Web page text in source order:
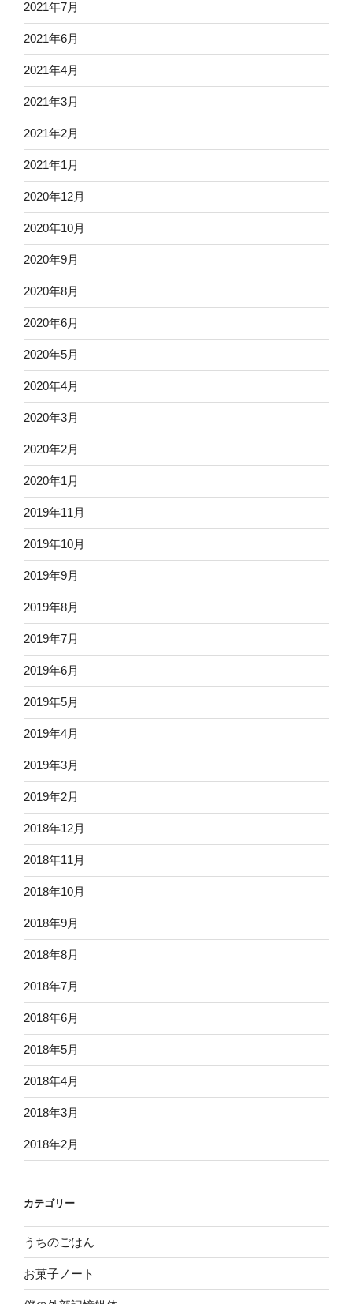
2021年7月
2021年6月
2021年4月
2021年3月
2021年2月
2021年1月
2020年12月
2020年10月
2020年9月
2020年8月
2020年6月
2020年5月
2020年4月
2020年3月
2020年2月
2020年1月
2019年11月
2019年10月
2019年9月
2019年8月
2019年7月
2019年6月
2019年5月
2019年4月
2019年3月
2019年2月
2018年12月
2018年11月
2018年10月
2018年9月
2018年8月
2018年7月
2018年6月
2018年5月
2018年4月
2018年3月
2018年2月
カテゴリー
うちのごはん
お菓子ノート